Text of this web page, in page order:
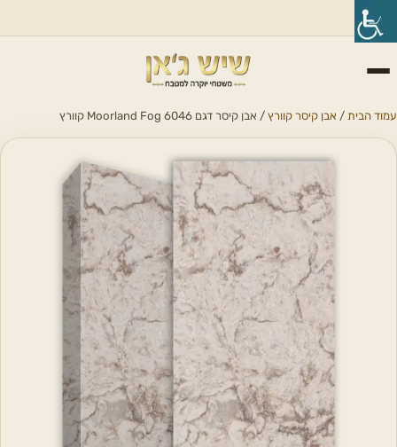
עמוד הבית / אבן קיסר קוורץ / אבן קיסר דגם 6046 Moorland Fog קוורץ